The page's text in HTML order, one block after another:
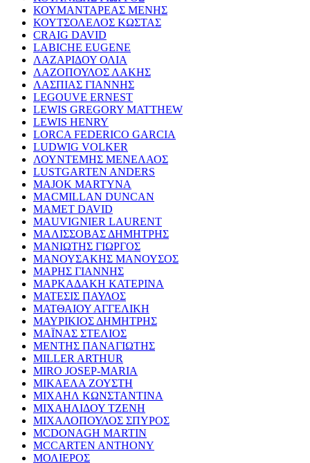
ΚΟΥΜΑΝΤΑΡΕΑΣ ΜΕΝΗΣ
ΚΟΥΤΣΟΛΕΛΟΣ ΚΩΣΤΑΣ
CRAIG DAVID
LABICHE EUGENE
ΛΑΖΑΡΙΔΟΥ ΟΛΙΑ
ΛΑΖΟΠΟΥΛΟΣ ΛΑΚΗΣ
ΛΑΣΠΙΑΣ ΓΙΑΝΝΗΣ
LEGOUVE ERNEST
LEWIS GREGORY MATTHEW
LEWIS HENRY
LORCA FEDERICO GARCIA
LUDWIG VOLKER
ΛΟΥΝΤΕΜΗΣ ΜΕΝΕΛΑΟΣ
LUSTGARTEN ANDERS
MAJOK MARTYNA
MACMILLAN DUNCAN
MAMET DAVID
MAUVIGNIER LAURENT
ΜΑΛΙΣΣΟΒΑΣ ΔΗΜΗΤΡΗΣ
ΜΑΝΙΩΤΗΣ ΓΙΩΡΓΟΣ
ΜΑΝΟΥΣΑΚΗΣ ΜΑΝΟΥΣΟΣ
ΜΑΡΗΣ ΓΙΑΝΝΗΣ
ΜΑΡΚΑΔΑΚΗ ΚΑΤΕΡΙΝΑ
ΜΑΤΕΣΙΣ ΠΑΥΛΟΣ
ΜΑΤΘΑΙΟΥ ΑΓΓΕΛΙΚΗ
ΜΑΥΡΙΚΙΟΣ ΔΗΜΗΤΡΗΣ
ΜΑΪΝΑΣ ΣΤΕΛΙΟΣ
ΜΕΝΤΗΣ ΠΑΝΑΓΙΩΤΗΣ
MILLER ARTHUR
MIRO JOSEP-MARIA
ΜΙΚΑΕΛΑ ΖΟΥΣΤΗ
ΜΙΧΑΗΛ ΚΩΝΣΤΑΝΤΙΝΑ
ΜΙΧΑΗΛΙΔΟΥ ΤΖΕΝΗ
ΜΙΧΑΛΟΠΟΥΛΟΣ ΣΠΥΡΟΣ
MCDONAGH MARTIN
MCCARTEN ANTHONY
ΜΟΛΙΕΡΟΣ